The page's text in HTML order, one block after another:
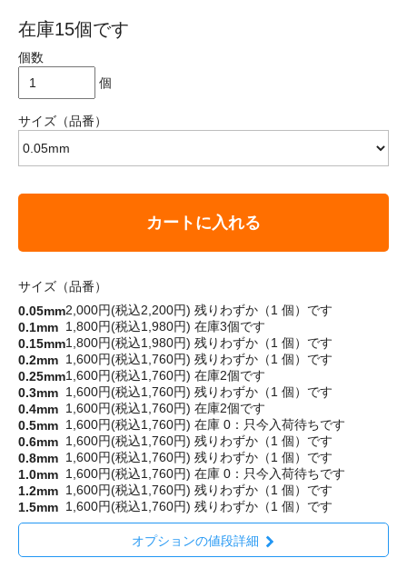
在庫15個です
個数
個
サイズ（品番）
カートに入れる
サイズ（品番）
0.05mm2,000円(税込2,200円) 残りわずか（1 個）です
0.1mm 1,800円(税込1,980円) 在庫3個です
0.15mm1,800円(税込1,980円) 残りわずか（1 個）です
0.2mm 1,600円(税込1,760円) 残りわずか（1 個）です
0.25mm1,600円(税込1,760円) 在庫2個です
0.3mm 1,600円(税込1,760円) 残りわずか（1 個）です
0.4mm 1,600円(税込1,760円) 在庫2個です
0.5mm 1,600円(税込1,760円) 在庫 0：只今入荷待ちです
0.6mm 1,600円(税込1,760円) 残りわずか（1 個）です
0.8mm 1,600円(税込1,760円) 残りわずか（1 個）です
1.0mm 1,600円(税込1,760円) 在庫 0：只今入荷待ちです
1.2mm 1,600円(税込1,760円) 残りわずか（1 個）です
1.5mm 1,600円(税込1,760円) 残りわずか（1 個）です
オプションの値段詳細